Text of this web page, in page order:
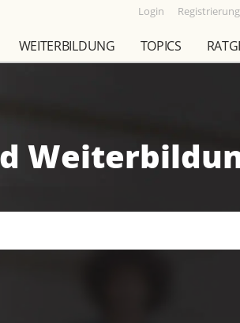
Login Registrierung
WEITERBILDUNG TOPICS